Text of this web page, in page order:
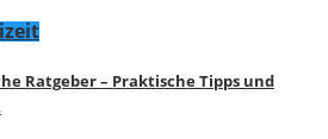
Ratgeber – Praktische Tipps und